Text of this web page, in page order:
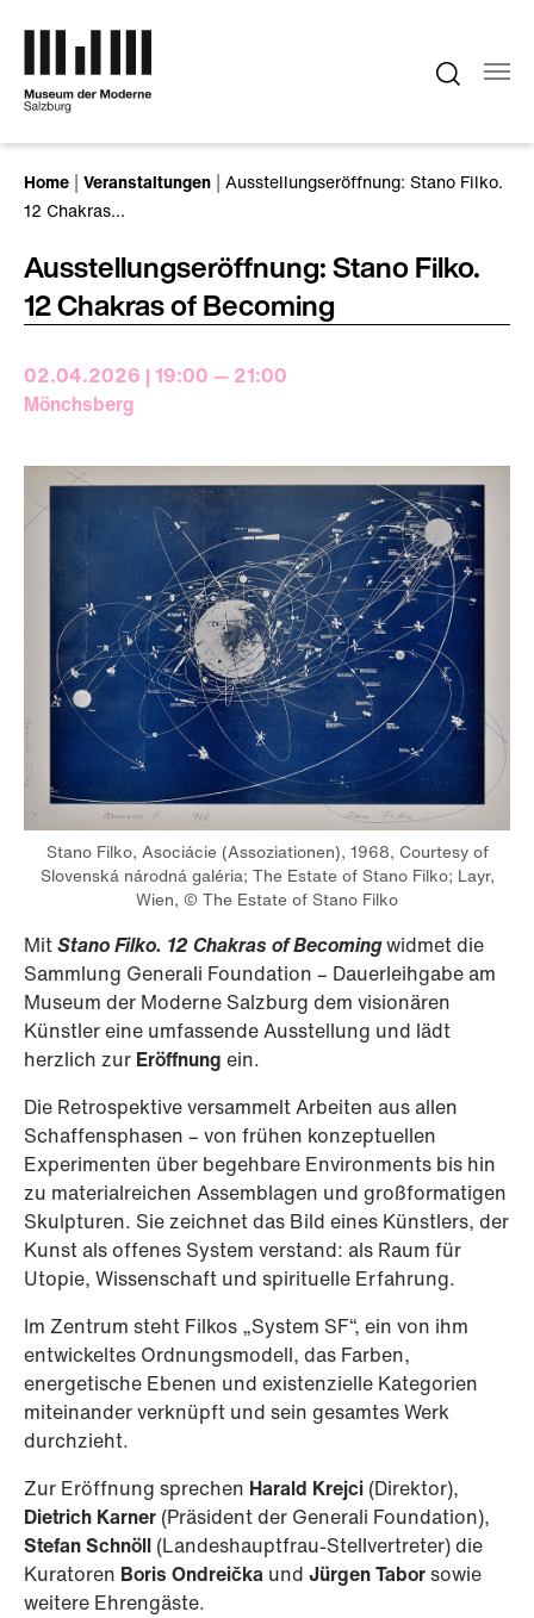
Home Veranstaltungen Ausstellungseröffnung: Stano Filko.
12 Chakras…
Ausstellungseröffnung: Stano Filko.
12 Chakras of Becoming
02.04.2026 | 19:00 — 21:00
Mönchsberg
Stano Filko, Asociácie (Assoziationen), 1968, Courtesy of
Slovenská národná galéria; The Estate of Stano Filko; Layr,
Wien, © The Estate of Stano Filko
MitStano Filko. 12 Chakras of Becomingwidmet die
Sammlung Generali Foundation – Dauerleihgabe am
Museum der Moderne Salzburg dem visionären
Künstler eine umfassende Ausstellung und lädt
herzlich zur Eröffnung ein.
Die Retrospektive versammelt Arbeiten aus allen
Schaffensphasen – von frühen konzeptuellen
Experimenten über begehbare Environments bis hin
zu materialreichen Assemblagen und großformatigen
Skulpturen. Sie zeichnet das Bild eines Künstlers, der
Kunst als offenes System verstand: als Raum für
Utopie, Wissenschaft und spirituelle Erfahrung.
Im Zentrum steht Filkos „System SF“, ein von ihm
entwickeltes Ordnungsmodell, das Farben,
energetische Ebenen und existenzielle Kategorien
miteinander verknüpft und sein gesamtes Werk
durchzieht.
Zur Eröffnung sprechen Harald Krejci (Direktor),
Dietrich Karner (Präsident der Generali Foundation),
Stefan Schnöll (Landeshauptfrau-Stellvertreter) die
Kuratoren Boris Ondreička und Jürgen Taborsowie
weitere Ehrengäste.